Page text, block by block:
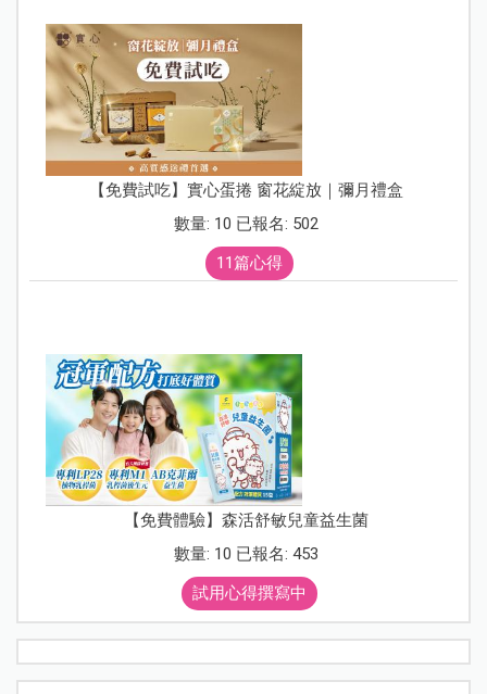
【免費試吃】實心蛋捲 窗花綻放｜彌月禮盒
數量: 10 已報名: 502
11篇心得
【免費體驗】森活舒敏兒童益生菌
數量: 10 已報名: 453
試用心得撰寫中